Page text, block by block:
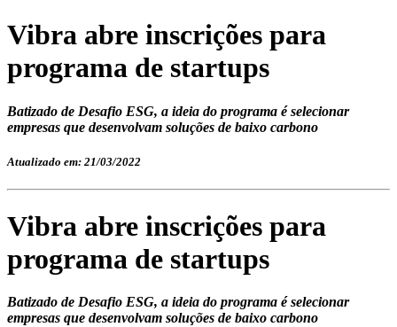
Vibra abre inscrições para
programa de startups
Batizado de Desafio ESG, a ideia do programa é selecionar
empresas que desenvolvam soluções de baixo carbono
Atualizado em: 21/03/2022
Vibra abre inscrições para
programa de startups
Batizado de Desafio ESG, a ideia do programa é selecionar
empresas que desenvolvam soluções de baixo carbono